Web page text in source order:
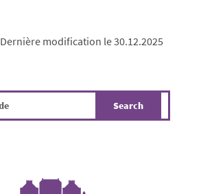
Dernière modification le 30.12.2025